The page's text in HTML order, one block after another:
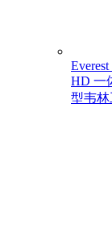
HD 一
型韦